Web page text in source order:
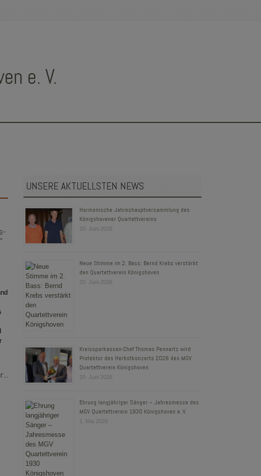
e. V.
UNSERE AKTUELLSTEN NEWS
Harmonische Jahreshauptversammlung des
Königshovener Quartettvereins
20. Juni 2026
Neue Stimme im 2. Bass: Bernd Krebs verstärkt
den Quartettverein Königshoven
20. Juni 2026
Kreissparkassen-Chef Thomas Pennartz wird
Protektor des Herbstkonzerts 2026 des MGV
Quartettverein Königshoven
20. Juni 2026
Ehrung langjähriger Sänger – Jahresmesse des
MGV Quartettverein 1930 Königshoven e. V.
1. Mai 2026